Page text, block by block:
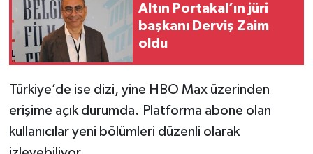
Altın Portakal’ın jüri
başkanı Derviş Zaim
oldu
Türkiye’de ise dizi, yine HBO Max üzerinden
erişime açık durumda. Platforma abone olan
kullanıcılar yeni bölümleri düzenli olarak